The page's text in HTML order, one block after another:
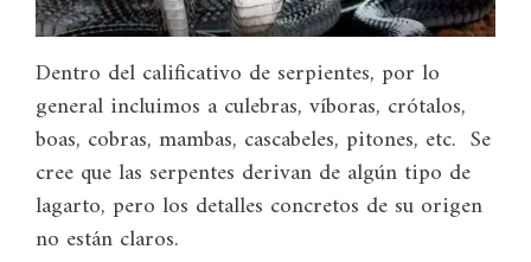
Dentro del calificativo de serpientes, por lo
general incluimos a culebras, víboras, crótalos,
boas, cobras, mambas, cascabeles, pitones, etc. Se
cree que las serpentes derivan de algún tipo de
lagarto, pero los detalles concretos de su origen
no están claros.